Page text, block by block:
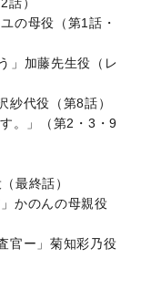
の母役（第1話・
」加藤先生役（レ
代役（第8話）
。」（第2・3・9
最終話）
かのんの母親役
官ー」菊知彩乃役